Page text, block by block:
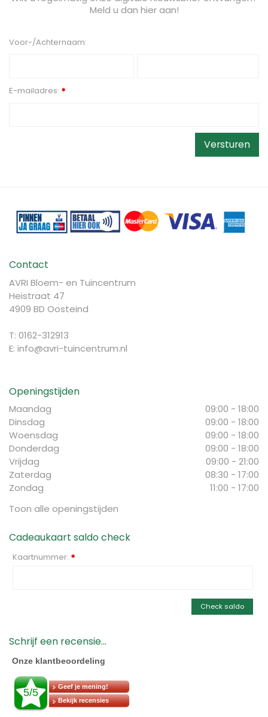
Meld u dan hier aan!
Voor-/Achternaam:
E-mailadres: *
Contact
AVRI Bloem- en Tuincentrum
Heistraat 47
4909 BD Oosteind
T: 0162-312913
E: info@avri-tuincentrum.nl
Openingstijden
Maandag
09:00 - 18:00
Dinsdag
09:00 - 18:00
Woensdag
09:00 - 18:00
Donderdag
09:00 - 18:00
Vrijdag
09:00 - 21:00
Zaterdag
08:30 - 17:00
Zondag
11:00 - 17:00
Toon alle openingstijden
Cadeaukaart saldo check
Kaartnummer: *
Check saldo
Schrijf een recensie...